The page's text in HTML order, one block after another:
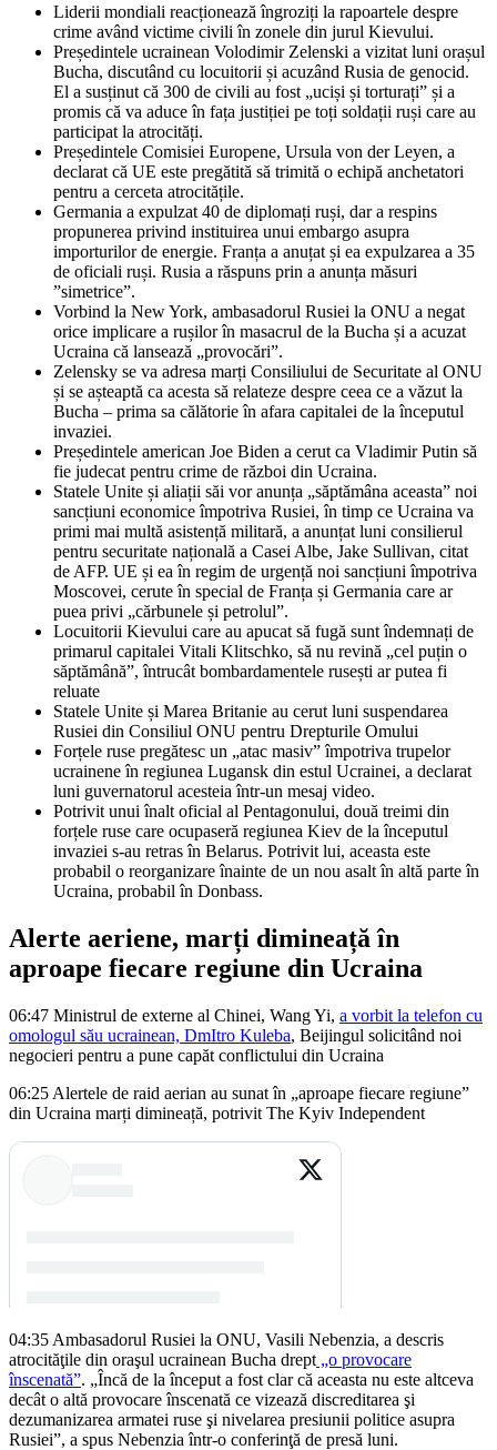
Liderii mondiali reacționează îngroziți la rapoartele despre
crime având victime civili în zonele din jurul Kievului.
Președintele ucrainean Volodimir Zelenski a vizitat luni orașul
Bucha, discutând cu locuitorii și acuzând Rusia de genocid.
El a susținut că 300 de civili au fost „uciși și torturați” și a
promis că va aduce în fața justiției pe toți soldații ruși care au
participat la atrocități.
Președintele Comisiei Europene, Ursula von der Leyen, a
declarat că UE este pregătită să trimită o echipă anchetatori
pentru a cerceta atrocitățile.
Germania a expulzat 40 de diplomați ruși, dar a respins
propunerea privind instituirea unui embargo asupra
importurilor de energie. Franța a anuțat și ea expulzarea a 35
de oficiali ruși. Rusia a răspuns prin a anunța măsuri
”simetrice”.
Vorbind la New York, ambasadorul Rusiei la ONU a negat
orice implicare a rușilor în masacrul de la Bucha și a acuzat
Ucraina că lansează „provocări”.
Zelensky se va adresa marți Consiliului de Securitate al ONU
și se așteaptă ca acesta să relateze despre ceea ce a văzut la
Bucha – prima sa călătorie în afara capitalei de la începutul
invaziei.
Președintele american Joe Biden a cerut ca Vladimir Putin să
fie judecat pentru crime de război din Ucraina.
Statele Unite și aliații săi vor anunța „săptămâna aceasta” noi
sancțiuni economice împotriva Rusiei, în timp ce Ucraina va
primi mai multă asistență militară, a anunțat luni consilierul
pentru securitate națională a Casei Albe, Jake Sullivan, citat
de AFP. UE și ea în regim de urgență noi sancțiuni împotriva
Moscovei, cerute în special de Franța și Germania care ar
puea privi „cărbunele și petrolul”.
Locuitorii Kievului care au apucat să fugă sunt îndemnați de
primarul capitalei Vitali Klitschko, să nu revină „cel puțin o
săptămână”, întrucât bombardamentele rusești ar putea fi
reluate
Statele Unite și Marea Britanie au cerut luni suspendarea
Rusiei din Consiliul ONU pentru Drepturile Omului
Forțele ruse pregătesc un „atac masiv” împotriva trupelor
ucrainene în regiunea Lugansk din estul Ucrainei, a declarat
luni guvernatorul acesteia într-un mesaj video.
Potrivit unui înalt oficial al Pentagonului, două treimi din
forțele ruse care ocupaseră regiunea Kiev de la începutul
invaziei s-au retras în Belarus. Potrivit lui, aceasta este
probabil o reorganizare înainte de un nou asalt în altă parte în
Ucraina, probabil în Donbass.
Alerte aeriene, marți dimineață în
aproape fiecare regiune din Ucraina
06:47 Ministrul de externe al Chinei, Wang Yi, a vorbit la telefon cu
omologul său ucrainean, DmItro Kuleba, Beijingul solicitând noi
negocieri pentru a pune capăt conflictului din Ucraina
06:25 Alertele de raid aerian au sunat în „aproape fiecare regiune”
din Ucraina marți dimineață, potrivit The Kyiv Independent
04:35 Ambasadorul Rusiei la ONU, Vasili Nebenzia, a descris
atrocităţile din oraşul ucrainean Bucha drept „o provocare
înscenată”. „Încă de la început a fost clar că aceasta nu este altceva
decât o altă provocare înscenată ce vizează discreditarea şi
dezumanizarea armatei ruse şi nivelarea presiunii politice asupra
Rusiei”, a spus Nebenzia într-o conferinţă de presă luni.